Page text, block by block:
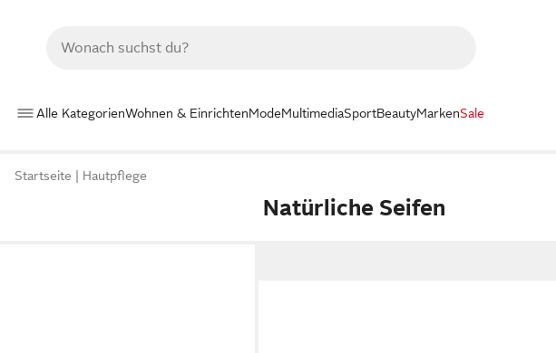
Alle KategorienWohnen & EinrichtenModeMultimediaSportBeautyMarkenSale
Startseite Hautpflege
Natürliche Seifen